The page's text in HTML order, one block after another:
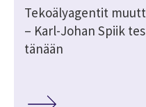
Tekoälyagentit
– Karl-Johan Spiik
tänään